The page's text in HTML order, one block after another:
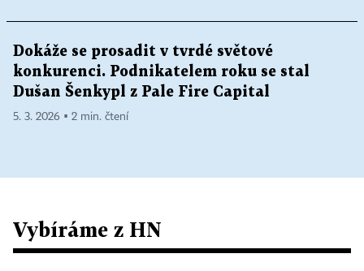
Dokáže se prosadit v tvrdé světové
konkurenci. Podnikatelem roku se stal
Dušan Šenkypl z Pale Fire Capital
5. 3. 2026 ▪ 2 min. čtení
Vybíráme z HN